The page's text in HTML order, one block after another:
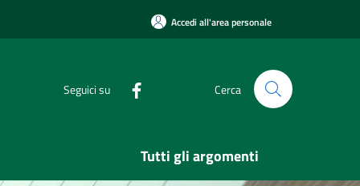
Accedi all'area personale
Seguici su Cerca
Tutti gli argomenti